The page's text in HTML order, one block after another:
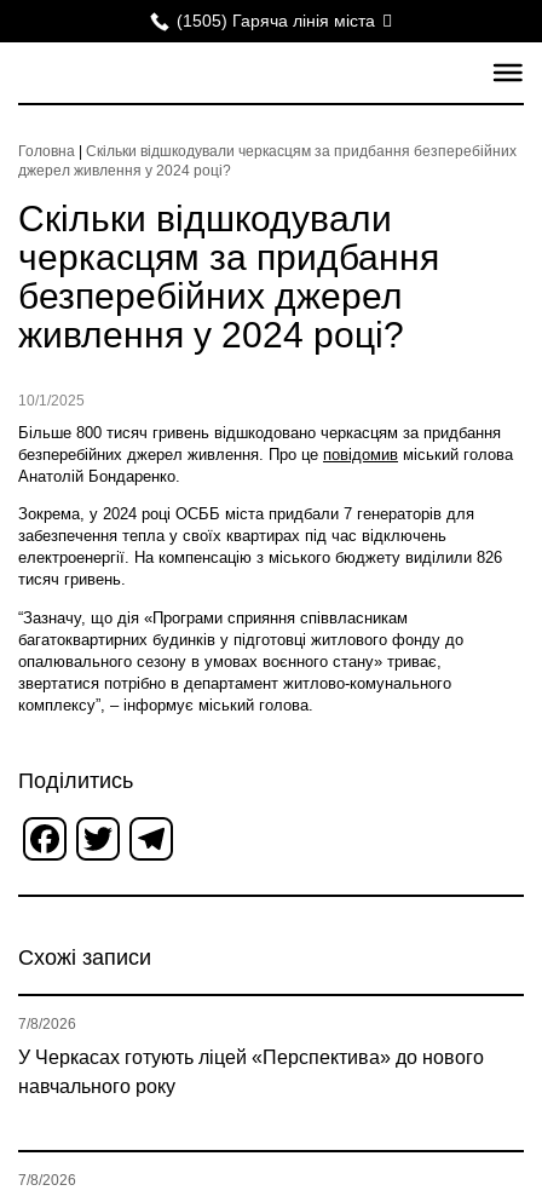
(1505) Гаряча лінія міста
Головна
Скільки відшкодували черкасцям за придбання безперебійних
джерел живлення у 2024 році?
Скільки відшкодували
черкасцям за придбання
безперебійних джерел
живлення у 2024 році?
10/1/2025
Більше 800 тисяч гривень відшкодовано черкасцям за придбання
безперебійних джерел живлення. Про це повідомив міський голова
Анатолій Бондаренко.
Зокрема, у 2024 році ОСББ міста придбали 7 генераторів для
забезпечення тепла у своїх квартирах під час відключень
електроенергії. На компенсацію з міського бюджету виділили 826
тисяч гривень.
“Зазначу, що дія «Програми сприяння співвласникам
багатоквартирних будинків у підготовці житлового фонду до
опалювального сезону в умовах воєнного стану» триває,
звертатися потрібно в департамент житлово-комунального
комплексу”, – інформує міський голова.
Поділитись
Facebook
Twitter
Схожі записи
У Черкасах готують ліцей «Перспектива» до нового
навчального року
7/8/2026
7/8/2026